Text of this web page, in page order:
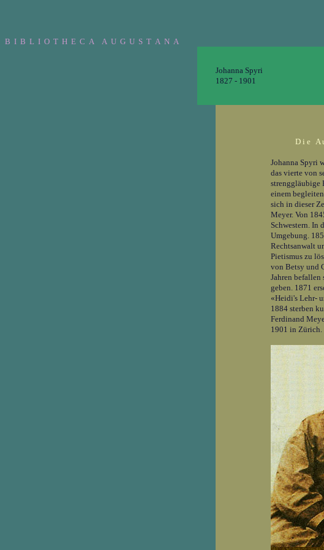
B I B L I O T H E C A A U G U S T A N A
Johanna Spyri
1827 - 1901
D i e A
Johanna Spyri
das vierte von
strenggläubige
einem
sich in dieser
Meyer. Von
Schwestern. In
Umgebung.
Rechtsanwalt
Pietismus zu
von Betsy und
Jahren befallen
geben. 1871
«Heidi's Lehr-
1884 sterben
Ferdinand
1901 in Zürich.